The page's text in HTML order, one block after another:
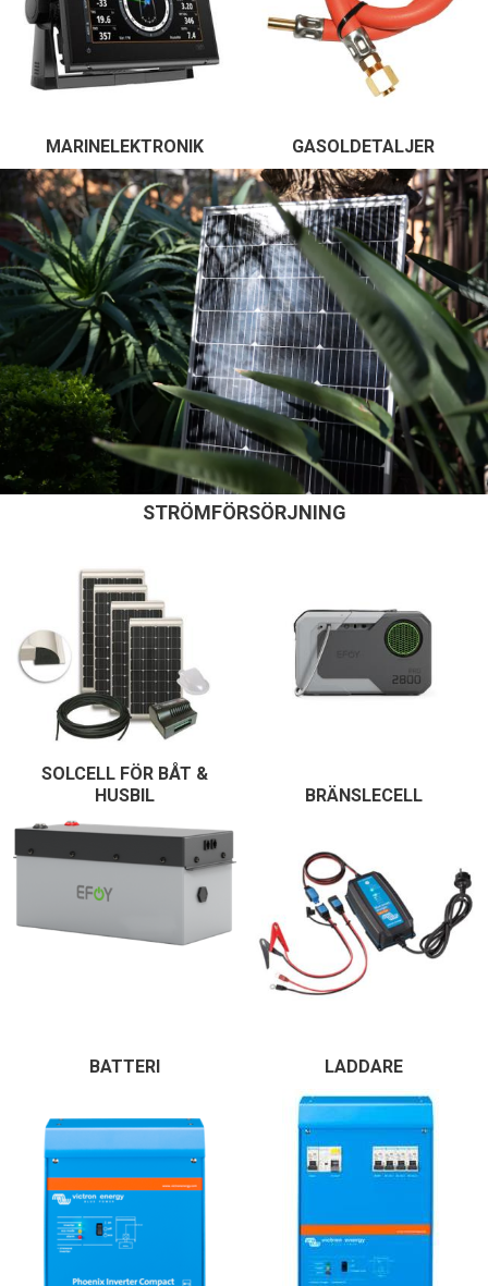
MARINELEKTRONIK GASOLDETALJER
STRÖMFÖRSÖRJNING
SOLCELL FÖR BÅT &
HUSBIL
BRÄNSLECELL
BATTERI LADDARE